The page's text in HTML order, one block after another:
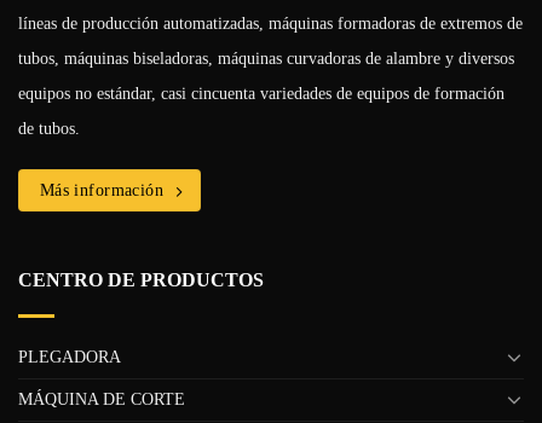
líneas de producción automatizadas, máquinas formadoras de extremos de
tubos, máquinas biseladoras, máquinas curvadoras de alambre y diversos
equipos no estándar, casi cincuenta variedades de equipos de formación
de tubos.
Más información
CENTRO DE PRODUCTOS
PLEGADORA
MÁQUINA DE CORTE